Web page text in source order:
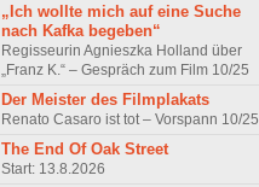
„Ich wollte mich auf eine Suche
nach Kafka begeben“
Regisseurin Agnieszka Holland über
„Franz K.“ – Gespräch zum Film 10/25
Der Meister des Filmplakats
Renato Casaro ist tot – Vorspann 10/25
The End Of Oak Street
Start: 13.8.2026